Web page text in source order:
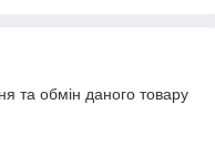
та обмін даного товару